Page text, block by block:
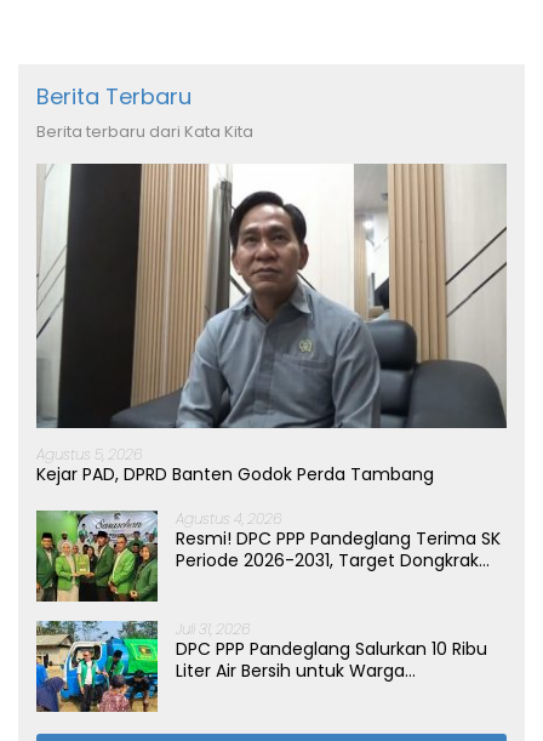
Berita Terbaru
Berita terbaru dari Kata Kita
Agustus 5, 2026
Kejar PAD, DPRD Banten Godok Perda Tambang
Agustus 4, 2026
Resmi! DPC PPP Pandeglang Terima SK
Periode 2026-2031, Target Dongkrak
Juli 31, 2026
DPC PPP Pandeglang Salurkan 10 Ribu
Liter Air Bersih untuk Warga